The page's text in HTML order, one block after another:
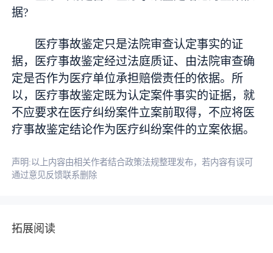
据?
医疗事故鉴定只是法院审查认定事实的证
据，医疗事故鉴定经过法庭质证、由法院审查确
定是否作为医疗单位承担赔偿责任的依据。所
以，医疗事故鉴定既为认定案件事实的证据，就
不应要求在医疗纠纷案件立案前取得，不应将医
疗事故鉴定结论作为医疗纠纷案件的立案依据。
声明:以上内容由相关作者结合政策法规整理发布，若内容有误可
通过意见反馈联系删除
拓展阅读